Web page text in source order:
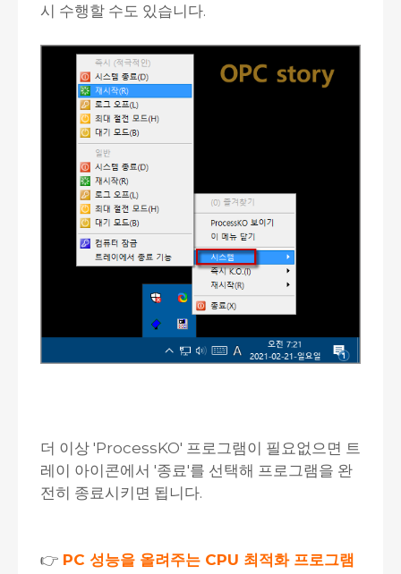
시 수행할 수도 있습니다.
더 이상 'ProcessKO' 프로그램이 필요없으면 트
레이 아이콘에서 '종료'를 선택해 프로그램을 완
전히 종료시키면 됩니다.
👉 PC 성능을 올려주는 CPU 최적화 프로그램